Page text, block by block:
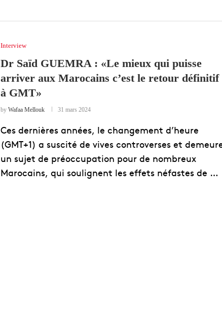
Interview
Dr Saïd GUEMRA : «Le mieux qui puisse
arriver aux Marocains c’est le retour définitif
à GMT»
by Wafaa Mellouk 31 mars 2024
Ces dernières années, le changement d’heure
(GMT+1) a suscité de vives controverses et
un sujet de préoccupation pour de nombreux
Marocains, qui soulignent les effets néfastes de …